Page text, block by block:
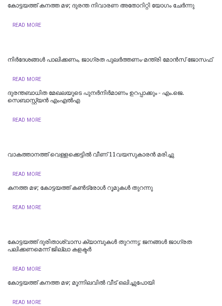
കോട്ടയത്ത് കനത്ത മഴ; ദുരന്ത നിവാരണ അതോറിറ്റി യോഗം ചേർന്നു
READ MORE
നിർദേശങ്ങൾ പാലിക്കണം, ജാഗ്രത പുലർത്തണം-മന്ത്രി മോൻസ് ജോസഫ്
READ MORE
ദുരന്തബാധിത മേഖലയുടെ പുനർനിർമാണം ഉറപ്പാക്കും - എം.ജെ.
സെബാസ്റ്റ്യൻ എംഎൽഎ
READ MORE
വാകത്താനത്ത് വെള്ളക്കെട്ടില്‍ വീണ് 11വയസുകാരന്‍ മരിച്ചു
READ MORE
കനത്ത മഴ; കോട്ടയത്ത് കണ്‍ട്രോള്‍ റൂമുകള്‍ തുറന്നു
READ MORE
കോട്ടയത്ത് ദുരിതാശ്വാസ ക്യാമ്പുകള്‍ തുറന്നു; ജനങ്ങള്‍ ജാഗ്രത
പലിക്കണമെന്ന് ജില്ലാ കളക്ടര്‍
READ MORE
കോട്ടയത്ത് കനത്ത മഴ; മൂന്നിലവിൽ വീട് ഒലിച്ചുപോയി
READ MORE